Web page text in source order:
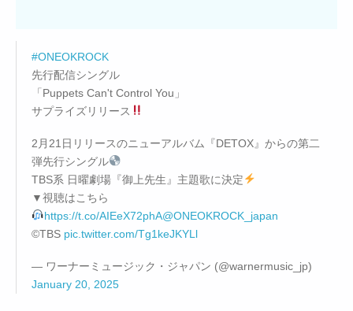
#ONEOKROCK
先行配信シングル
「Puppets Can't Control You」
サプライズリリース
2月21日リリースのニューアルバム『DETOX』からの第二
弾先行シングル
TBS系 日曜劇場『御上先生』主題歌に決定
▼視聴はこちら
https://t.co/AIEeX72phA@ONEOKROCK_japan
©TBS pic.twitter.com/Tg1keJKYLl
— ワーナーミュージック・ジャパン (@warnermusic_jp)
January 20, 2025